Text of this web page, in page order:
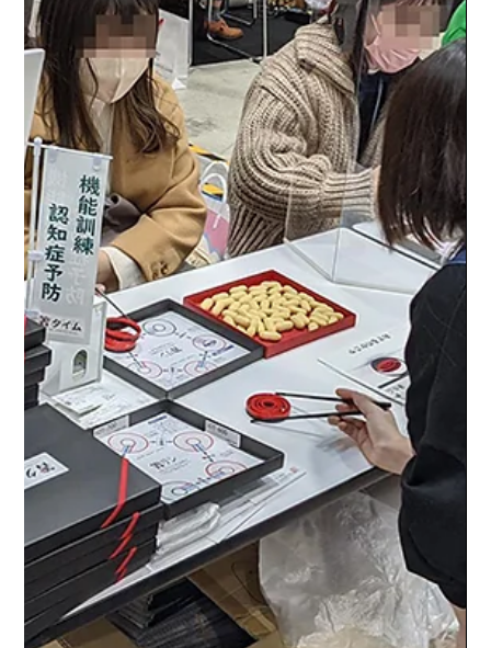
2026年5月 （1）1件の記事
2026年4月
2件の記事
2026年3月
（4）
4件の記事
2026年2月 （3）3件の記事
2026年1月 （1）
1件の記事
2025年12月 （3）3件の記事
2025年11月 （2）2件の記事
2025年10月
（3）3件の記事
2025年9月 （2）2件の記事
2025年8月
（4）4件の記事
2025年7月 （3）3件の記事
2025年5月 （3）
3件の記事
2025年4月 （3）3件の記事
2025年3月 （2）2件の記事
2025年2月 （3）3件の記事
2025年1月 （3）3件の記事
2024年12月 （4）
4件の記事
2024年11月 （4）4件の記事
2024年10月 （4）4件の記事
2024年9月 （3） 3件の記事
2024年8月 （3）3件の記事
2024年7月 （4）4件の記事
2024年6月 （2）2件の記事
2024年5月 （1）1件の記事
2024年4月 （3）3件の記事
2024年3月 （4）4件の記事
2024年2月 （4）4件の記事